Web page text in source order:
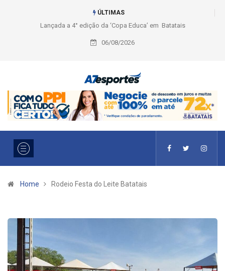
ÚLTIMAS
Lançada a 4° edição da ‘Copa Educa’ em Batatais
Liga 2026: Equipes
06/08/2026
Home Rodeio Festa do Leite Batatais